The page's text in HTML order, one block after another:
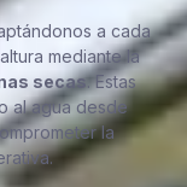
a cada
mediante la
secas. Estas
al agua desde
la